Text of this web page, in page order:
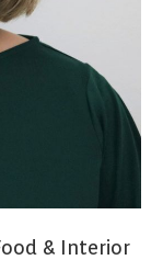
& Interior